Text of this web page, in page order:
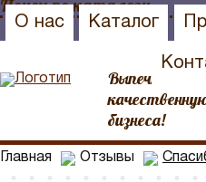
О нас Каталог
Выпечка №1
бизнеса!
Главная Отзывы